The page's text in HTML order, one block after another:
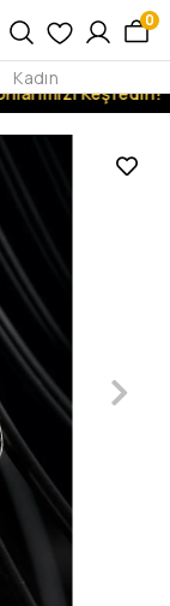
Keşfedin!
0
Kadın